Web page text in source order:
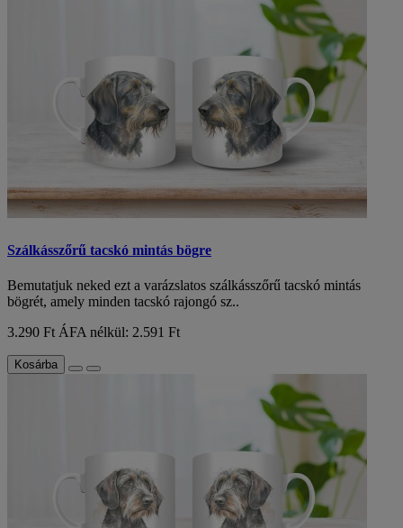
Szálkásszőrű tacskó mintás bögre
Bemutatjuk neked ezt a varázslatos szálkásszőrű tacskó mintás
bögrét, amely minden tacskó rajongó sz..
3.290 Ft ÁFA nélkül: 2.591 Ft
Kosárba